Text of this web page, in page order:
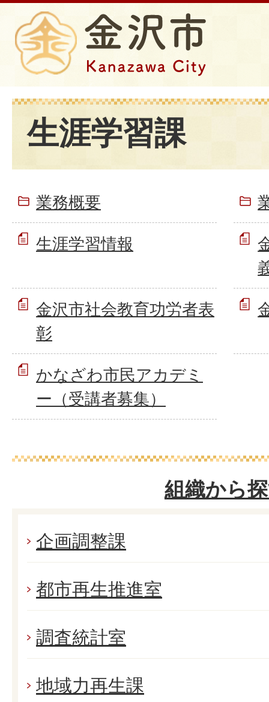
生涯学習課
業務概要
生涯学習情報
金沢市社会教育功労者表
彰
かなざわ市民アカデミ
ー（受講者募集）
組織から
企画調整課
都市再生推進室
調査統計室
地域力再生課